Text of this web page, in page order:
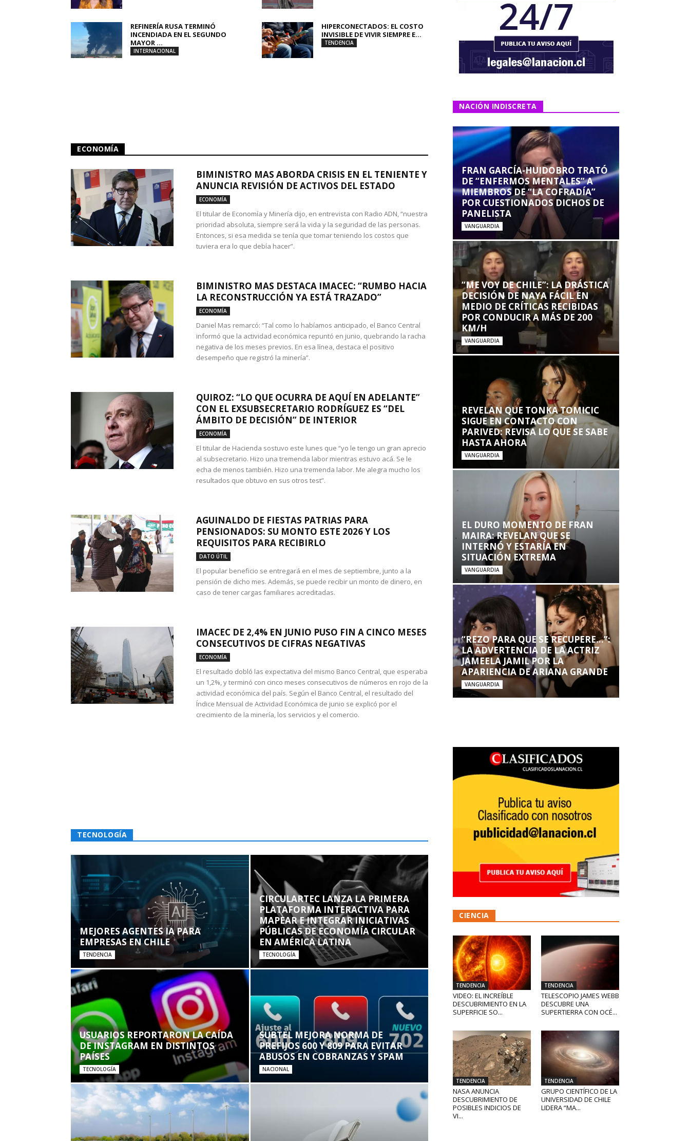
REFINERÍA RUSA TERMINÓ
INCENDIADA EN EL SEGUNDO
MAYOR ...
INTERNACIONAL
HIPERCONECTADOS: EL COSTO
INVISIBLE DE VIVIR SIEMPRE E...
TENDENCIA
ECONOMÍA
BIMINISTRO MAS ABORDA CRISIS EN EL TENIENTE Y
ANUNCIA REVISIÓN DE ACTIVOS DEL ESTADO
ECONOMÍA
El titular de Economía y Minería dijo, en entrevista con Radio ADN, “nuestra
prioridad absoluta, siempre será la vida y la seguridad de las personas.
Entonces, si esa medida se tenía que tomar teniendo los costos que
tuviera era lo que debía hacer”.
BIMINISTRO MAS DESTACA IMACEC: “RUMBO HACIA
LA RECONSTRUCCIÓN YA ESTÁ TRAZADO”
ECONOMÍA
Daniel Mas remarcó: “Tal como lo habíamos anticipado, el Banco Central
informó que la actividad económica repuntó en junio, quebrando la racha
negativa de los meses previos. En esa línea, destaca el positivo
desempeño que registró la minería”.
QUIROZ: “LO QUE OCURRA DE AQUÍ EN ADELANTE”
CON EL EXSUBSECRETARIO RODRÍGUEZ ES “DEL
ÁMBITO DE DECISIÓN” DE INTERIOR
ECONOMÍA
El titular de Hacienda sostuvo este lunes que “yo le tengo un gran aprecio
al subsecretario. Hizo una tremenda labor mientras estuvo acá. Se le
echa de menos también. Hizo una tremenda labor. Me alegra mucho los
resultados que obtuvo en sus otros test”.
AGUINALDO DE FIESTAS PATRIAS PARA
PENSIONADOS: SU MONTO ESTE 2026 Y LOS
REQUISITOS PARA RECIBIRLO
DATO ÚTIL
El popular beneficio se entregará en el mes de septiembre, junto a la
pensión de dicho mes. Además, se puede recibir un monto de dinero, en
caso de tener cargas familiares acreditadas.
IMACEC DE 2,4% EN JUNIO PUSO FIN A CINCO MESES
CONSECUTIVOS DE CIFRAS NEGATIVAS
ECONOMÍA
El resultado dobló las expectativa del mismo Banco Central, que esperaba
un 1,2%, y terminó con cinco meses consecutivos de números en rojo de la
actividad económica del país. Según el Banco Central, el resultado del
Índice Mensual de Actividad Económica de junio se explicó por el
crecimiento de la minería, los servicios y el comercio.
TECNOLOGÍA
MEJORES AGENTES IA PARA
EMPRESAS EN CHILE
TENDENCIA
CIRCULARTEC LANZA LA PRIMERA
PLATAFORMA INTERACTIVA PARA
MAPEAR E INTEGRAR INICIATIVAS
PÚBLICAS DE ECONOMÍA CIRCULAR
EN AMÉRICA LATINA
TECNOLOGÍA
USUARIOS REPORTARON LA CAÍDA
DE INSTAGRAM EN DISTINTOS
PAÍSES
TECNOLOGÍA
SUBTEL MEJORA NORMA DE
PREFIJOS 600 Y 809 PARA EVITAR
ABUSOS EN COBRANZAS Y SPAM
NACIONAL
NACIÓN INDISCRETA
FRAN GARCÍA-HUIDOBRO TRATÓ
DE “ENFERMOS MENTALES” A
MIEMBROS DE “LA COFRADÍA”
POR CUESTIONADOS DICHOS DE
PANELISTA
VANGUARDIA
“ME VOY DE CHILE”: LA DRÁSTICA
DECISIÓN DE NAYA FÁCIL EN
MEDIO DE CRÍTICAS RECIBIDAS
POR CONDUCIR A MÁS DE 200
KM/H
VANGUARDIA
REVELAN QUE TONKA TOMICIC
SIGUE EN CONTACTO CON
PARIVED: REVISA LO QUE SE SABE
HASTA AHORA
VANGUARDIA
EL DURO MOMENTO DE FRAN
MAIRA: REVELAN QUE SE
INTERNÓ Y ESTARÍA EN
SITUACIÓN EXTREMA
VANGUARDIA
“REZO PARA QUE SE RECUPERE…”:
LA ADVERTENCIA DE LA ACTRIZ
JAMEELA JAMIL POR LA
APARIENCIA DE ARIANA GRANDE
VANGUARDIA
CIENCIA
TENDENCIA
VIDEO: EL INCREÍBLE
DESCUBRIMIENTO EN LA
SUPERFICIE SO...
TENDENCIA
TELESCOPIO JAMES WEBB
DESCUBRE UNA
SUPERTIERRA CON OCÉ...
TENDENCIA
NASA ANUNCIA
DESCUBRIMIENTO DE
POSIBLES INDICIOS DE
VI...
TENDENCIA
GRUPO CIENTÍFICO DE LA
UNIVERSIDAD DE CHILE
LIDERA “MA...